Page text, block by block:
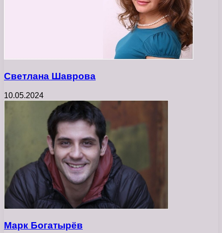
Светлана Шаврова
10.05.2024
Марк Богатырёв